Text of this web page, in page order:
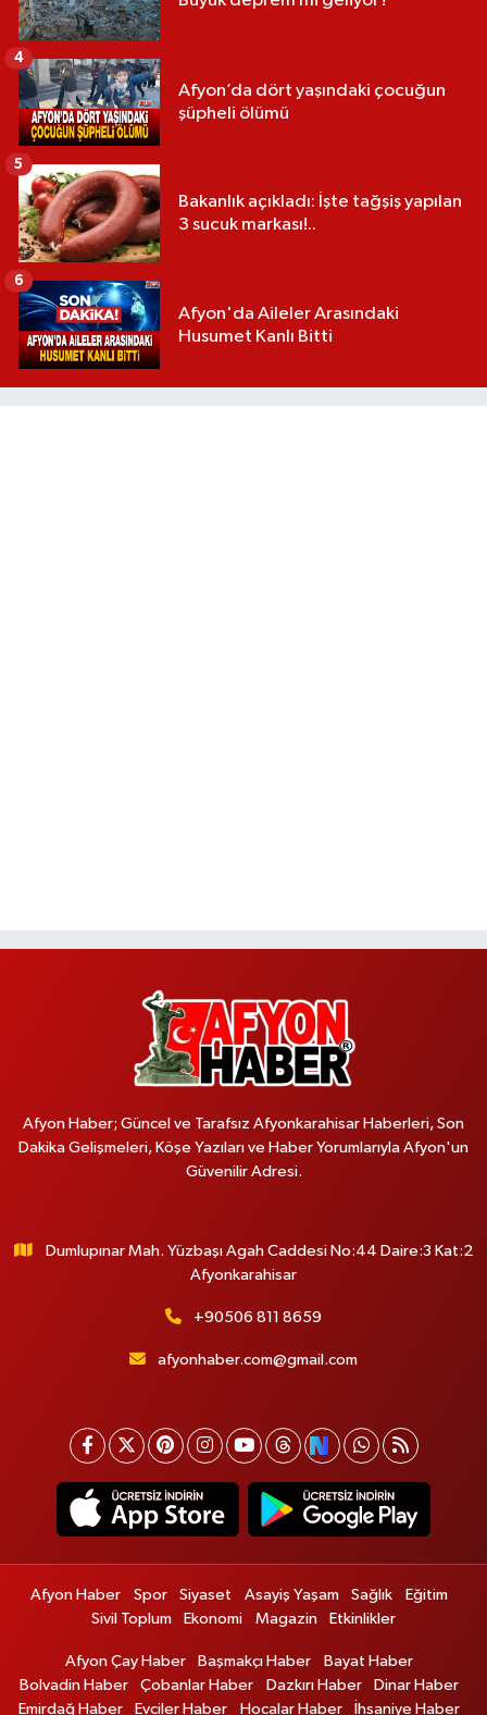
Afyon’da dört yaşındaki çocuğun
şüpheli ölümü
4
Bakanlık açıkladı: İşte tağşiş yapılan
3 sucuk markası!..
5
Afyon'da Aileler Arasındaki
Husumet Kanlı Bitti
6
Afyon Haber; Güncel ve Tarafsız Afyonkarahisar Haberleri, Son
Dakika Gelişmeleri, Köşe Yazıları ve Haber Yorumlarıyla Afyon'un
Güvenilir Adresi.
Dumlupınar Mah. Yüzbaşı Agah Caddesi No:44 Daire:3 Kat:2
Afyonkarahisar
+90506 811 8659
afyonhaber.com@gmail.com
Afyon Haber Spor Siyaset Asayiş Yaşam Sağlık
Eğitim
Sivil Toplum
Ekonomi Magazin Etkinlikler
Afyon Çay Haber Başmakçı Haber
Bayat Haber
Bolvadin Haber
Çobanlar Haber Dazkırı Haber
Dinar Haber
Emirdağ Haber
Evciler Haber Hocalar Haber İhsaniye Haber